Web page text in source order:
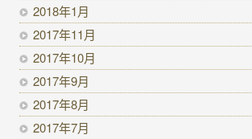
2018年1月
2017年11月
2017年10月
2017年9月
2017年8月
2017年7月